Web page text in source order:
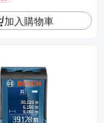
加入購物車